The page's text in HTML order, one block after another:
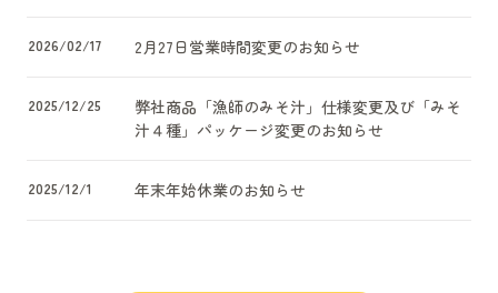
2026/02/17 2月27日営業時間変更のお知らせ
2025/12/25
弊社商品「漁師のみそ汁」仕様変更及び「みそ
汁４種」パッケージ変更のお知らせ
2025/12/1 年末年始休業のお知らせ